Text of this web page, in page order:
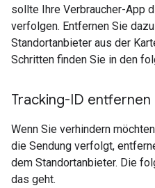
sollte Ihre Verbraucher-App
verfolgen. Entfernen Sie
Standortanbieter aus der
Schritten finden Sie in den
Tracking-ID entfernen
Wenn Sie verhindern
die Sendung verfolgt,
dem Standortanbieter. Die
das geht.